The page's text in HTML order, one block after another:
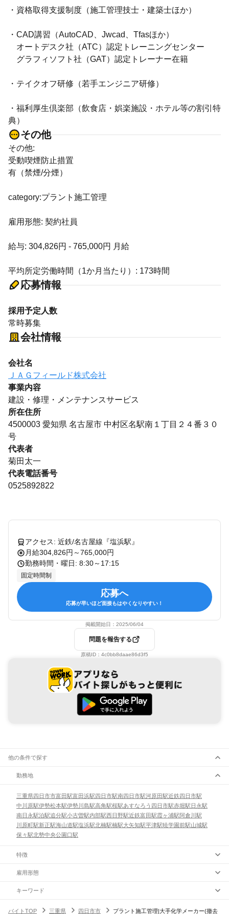
・資格取得支援制度（施工管理技士・建築士ほか）
・CAD講習（AutoCAD、Jwcad、Tfasほか）
オートデスク社（ATC）認定トレーニングセンター
グラフィソフト社（GAT）認定トレーナー在籍
・テイクオフ研修（若手エンジニア研修）
・福利厚生倶楽部（飲食店・娯楽施設・ホテル等の割引特
典）
その他
その他:
受動喫煙防止措置
有（禁煙/分煙）
category:プラント施工管理
雇用形態: 契約社員
給与: 304,826円 - 765,000円 月給
平均所定労働時間（1か月当たり）: 173時間
応募情報
採用予定人数
常時募集
会社情報
会社名
ＪＡＧフィールド株式会社
事業内容
建設・修理・メンテナンスサービス
所在住所
4500003 愛知県 名古屋市 中村区名駅南１丁目２４番３０
号
代表者
菊田太一
代表電話番号
0525892822
アクセス: 近鉄/名古屋線『塩浜駅』
月給304,826円～765,000円
勤務時間・曜日: 8:30～17:15
固定時間制
応募へ
応募が早いほど面接もはやくなりやすい！
掲載開始日： 2025/06/04
問題を報告する
原稿ID： 4c0bb8daae86d3f5
他の条件で探す
勤務地
三重県四日市市富田駅富田浜駅四日市駅南四日市駅河原田駅近鉄四日市駅
中川原駅伊勢松本駅伊勢川島駅高角駅桜駅あすなろう四日市駅赤堀駅 日永駅
南日永駅泊駅追分駅小古曽駅内部駅西日野駅近鉄富田駅霞ヶ浦駅阿倉川駅
川原町駅新正駅海山道駅塩浜駅北楠駅楠駅大矢知駅平津駅暁学園前駅山城駅
保々駅北勢中央公園口駅
特徴
雇用形態
キーワード
バイトTOP 三重県 四日市市 プラント施工管理|大手化学メーカー(撤去